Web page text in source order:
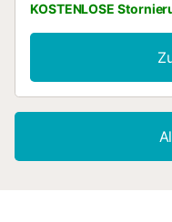
Autominuten) oder
praktische Parkplätze
machen's möglich.
Schlafzimmer und 2
ein Wohnzimmer, einen
du weniger Kleidung
Annehmlichkeiten vor
KOSTENLOSE